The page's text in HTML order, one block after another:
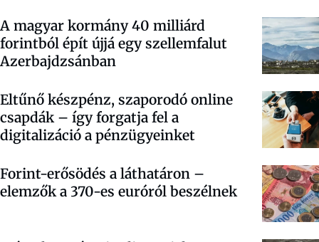
A magyar kormány 40 milliárd
forintból épít újjá egy szellemfalut
Azerbajdzsánban
Eltűnő készpénz, szaporodó online
csapdák – így forgatja fel a
digitalizáció a pénzügyeinket
Forint-erősödés a láthatáron –
elemzők a 370-es euróról beszélnek